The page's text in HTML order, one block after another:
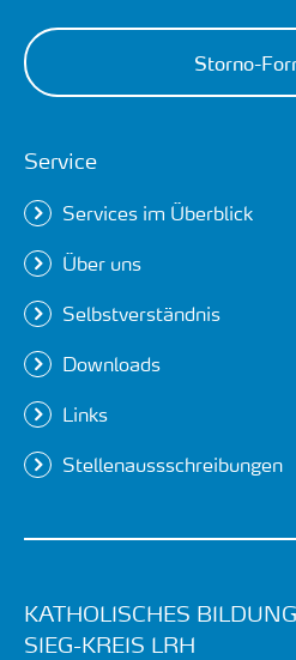
Storno-
Service
Services im Überblick
Über uns
Selbstverständnis
Downloads
Links
Stellenaussschreibungen
KATHOLISCHES
SIEG-KREIS LRH